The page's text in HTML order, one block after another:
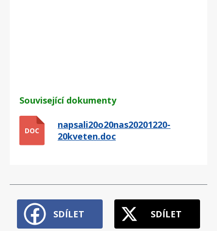
Související dokumenty
DOC
napsali20o20nas20201220-
20kveten.doc
SDÍLET SDÍLET